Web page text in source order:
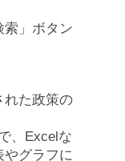
索」ボタン
れた政策の
、Excelな
やグラフに